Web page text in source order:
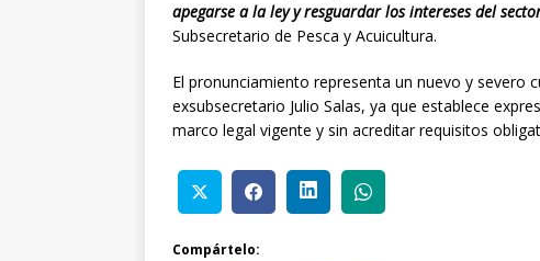
apegarse a la ley y resguardar los intereses del
Subsecretario de Pesca y Acuicultura.
El pronunciamiento representa un nuevo y severo
exsubsecretario Julio Salas, ya que establece
marco legal vigente y sin acreditar requisitos
Compártelo: